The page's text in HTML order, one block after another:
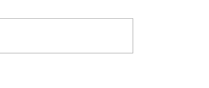
Retiro cuaresmal 2026